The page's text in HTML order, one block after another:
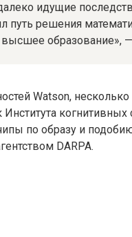
идущие
путь решения
образование», —
Watson, несколько
по образу и
DARPA.